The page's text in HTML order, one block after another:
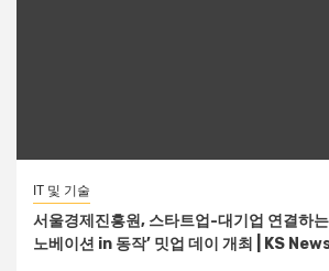
IT 및 기술
서울경제진흥원, 스타트업-대기업 연결하
노베이션 in 동작’ 밋업 데이 개최 | KS